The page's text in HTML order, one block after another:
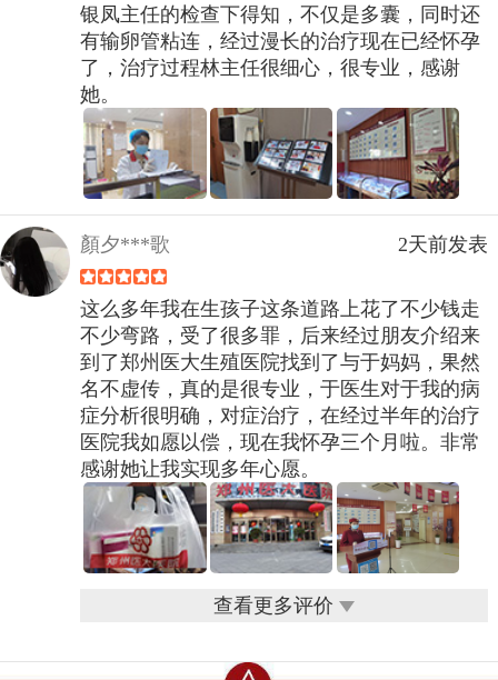
银凤主任的检查下得知，不仅是多囊，同时还
有输卵管粘连，经过漫长的治疗现在已经怀孕
了，治疗过程林主任很细心，很专业，感谢
她。
顏夕***歌 2天前发表
这么多年我在生孩子这条道路上花了不少钱走
不少弯路，受了很多罪，后来经过朋友介绍来
到了郑州医大生殖医院找到了与于妈妈，果然
名不虚传，真的是很专业，于医生对于我的病
症分析很明确，对症治疗，在经过半年的治疗
医院我如愿以偿，现在我怀孕三个月啦。非常
感谢她让我实现多年心愿。
查看更多评价